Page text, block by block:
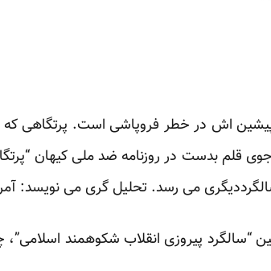
اش در خطر فروپاشی است. پرتگاهی
قلم بدست در روزنامه ضد ملی کیهان
می رسد. تحلیل گری می نویسد:
پیروزی انقلاب شکوهمند اسلامی”،